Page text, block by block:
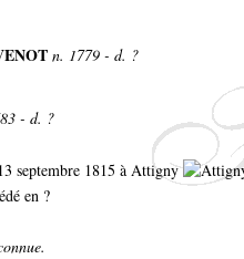
n. 1779 - d. ?
- d. ?
septembre 1815 à Attigny
en ?